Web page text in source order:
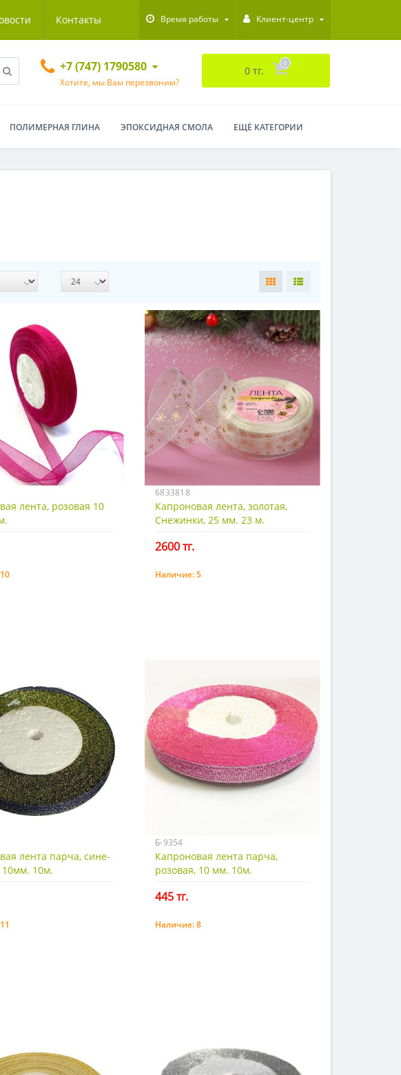
Контакты Время работы Клиент-центр
+7 (747) 1790580
Хотите, мы Вам перезвоним?
0 тг.
0
ПОЛИМЕРНАЯ ГЛИНА ЭПОКСИДНАЯ СМОЛА ЕЩЁ КАТЕГОРИИ
лента, розовая 10
10
6833818
Капроновая лента, золотая,
Снежинки, 25 мм. 23 м.
2600 тг.
Купить
Наличие:5
лента парча, сине-
10мм. 10м.
11
Б-9354
Капроновая лента парча,
розовая, 10 мм. 10м.
445 тг.
Купить
Наличие:8